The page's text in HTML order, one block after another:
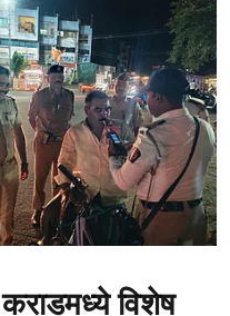
कराडमध्ये विशेष